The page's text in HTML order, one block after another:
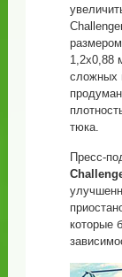
1,2х0,88
сложных
тюка.
Пресс-
которые